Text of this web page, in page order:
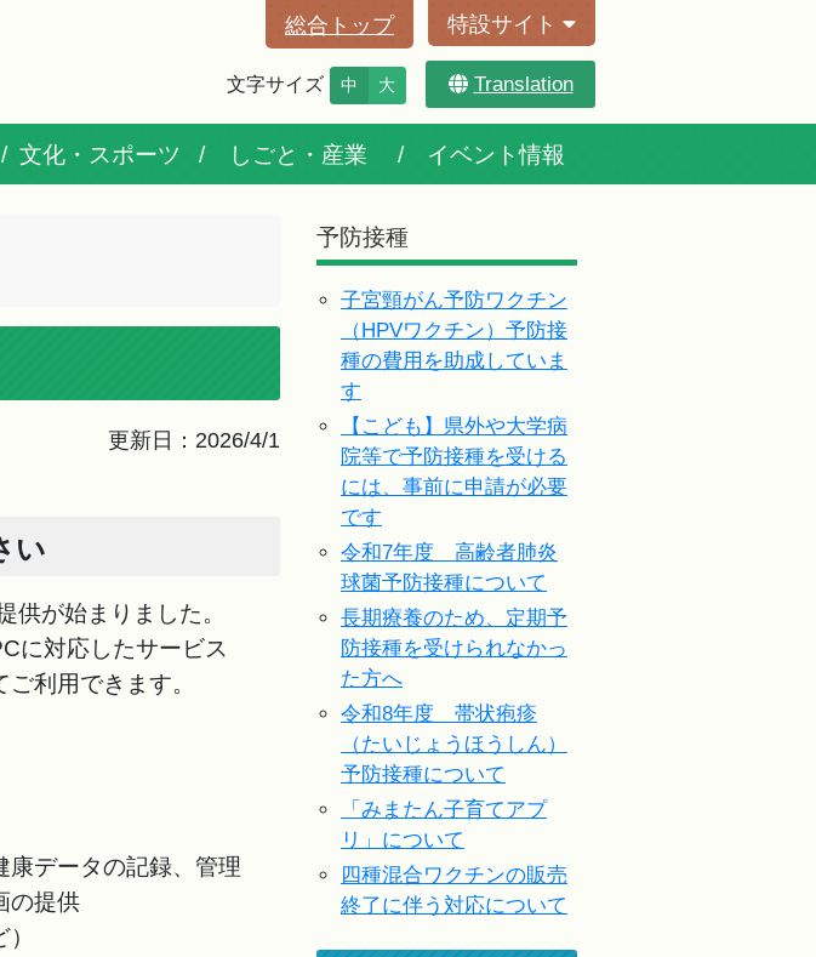
総合トップ 特設サイト
文字サイズ 中 大 Translation
文化・スポーツ しごと・産業 イベント情報
更新日：2026/4/1
い
が始まりました。
に対応したサービス
利用できます。
康データの記録、管理
の提供
予防接種
子宮頸がん予防ワクチン
（HPVワクチン）予防接
種の費用を助成していま
す
【こども】県外や大学病
院等で予防接種を受ける
には、事前に申請が必要
です
令和7年度 高齢者肺炎
球菌予防接種について
長期療養のため、定期予
防接種を受けられなかっ
た方へ
令和8年度 帯状疱疹
（たいじょうほうしん）
予防接種について
「みまたん子育てアプ
リ」について
四種混合ワクチンの販売
終了に伴う対応について